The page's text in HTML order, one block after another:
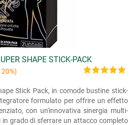
SHAPE STICK-PACK
Stick Pack, in comode bustine stick-
formulato per offrire un effetto
con un'innovativa sinergia multi-
grado di sferrare un attacco completo